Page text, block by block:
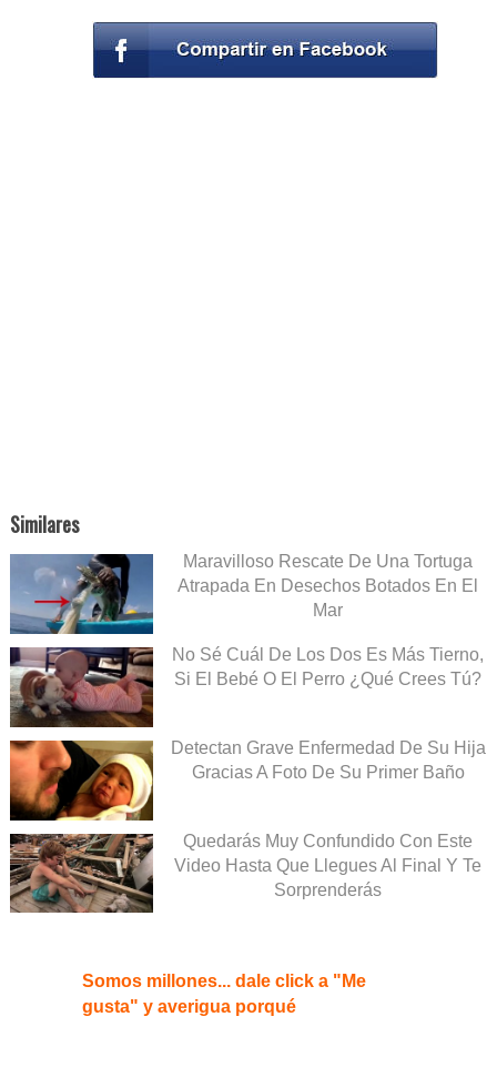
Similares
Maravilloso Rescate De Una Tortuga
Atrapada En Desechos Botados En El
Mar
No Sé Cuál De Los Dos Es Más Tierno,
Si El Bebé O El Perro ¿Qué Crees Tú?
Detectan Grave Enfermedad De Su Hija
Gracias A Foto De Su Primer Baño
Quedarás Muy Confundido Con Este
Video Hasta Que Llegues Al Final Y Te
Sorprenderás
Somos millones... dale click a "Me
gusta" y averigua porqué